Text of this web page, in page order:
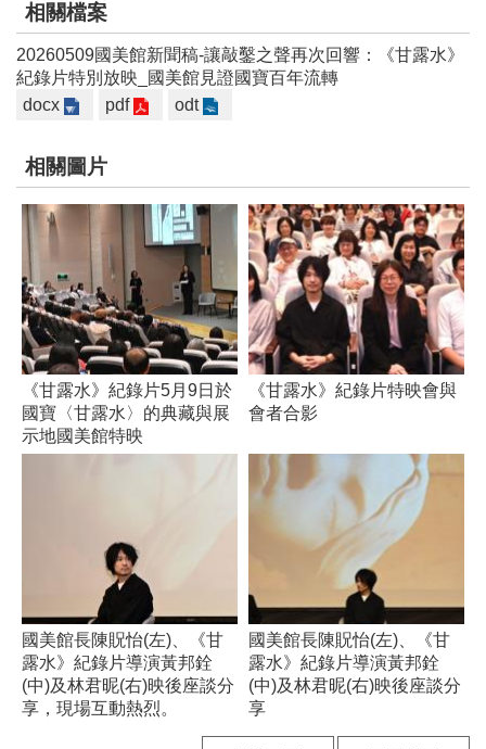
b
e
V
e
o
C
r
t
服
務
信
箱
新
聞
稿
常
相關檔案
20260509國美館新聞稿-讓敲鑿之聲再次回響：《甘露水》
紀錄片特別放映_國美館見證國寶百年流轉
docx
pdf odt
相關圖片
《甘露水》紀錄片5月9日於
國寶〈甘露水〉的典藏與展
示地國美館特映
《甘露水》紀錄片特映會與
會者合影
國美館長陳貺怡(左)、《甘
露水》紀錄片導演黃邦銓
(中)及林君昵(右)映後座談分
享，現場互動熱烈。
國美館長陳貺怡(左)、《甘
露水》紀錄片導演黃邦銓
(中)及林君昵(右)映後座談分
享